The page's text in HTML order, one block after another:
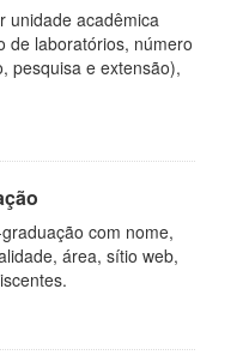
unidade acadêmica
de laboratórios, número
pesquisa e extensão),
com nome,
área, sítio web,